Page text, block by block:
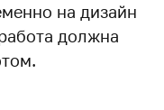
на дизайн
должна